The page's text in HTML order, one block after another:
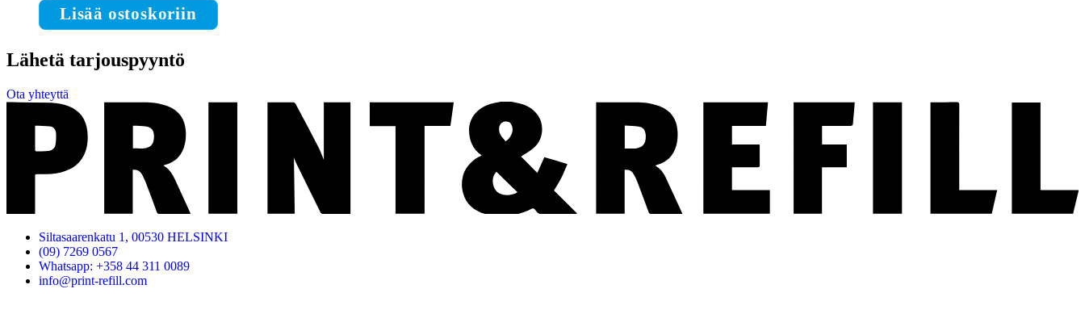
Lisää ostoskoriin
Lähetä tarjouspyyntö
Ota yhteyttä
Siltasaarenkatu 1, 00530 HELSINKI
(09) 7269 0567
Whatsapp: +358 44 311 0089
info@print-refill.com